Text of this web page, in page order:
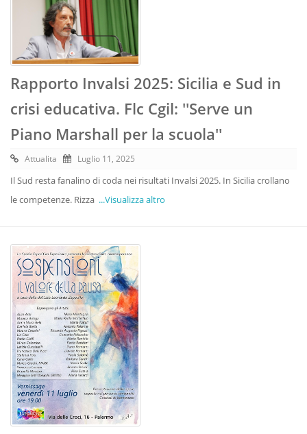
Rapporto Invalsi 2025: Sicilia e Sud in
crisi educativa. Flc Cgil: ''Serve un
Piano Marshall per la scuola''
Attualita Luglio 11, 2025
Il Sud resta fanalino di coda nei risultati Invalsi 2025. In Sicilia crollano
le competenze. Rizza ...Visualizza altro